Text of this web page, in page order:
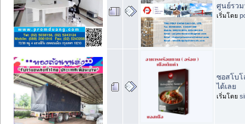
ศูนย์รวม
เริ่มโดย
ซอสโบโ
ได้เลย
เริ่มโดย